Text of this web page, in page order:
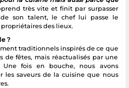
très vite et finit par surpasser
de son talent, le chef lui passe le
des lieux.
?
traditionnels inspirés de ce que
de fêtes, mais réactualisés par une
Une fois en bouche, nous avons
les saveurs de la cuisine que nous